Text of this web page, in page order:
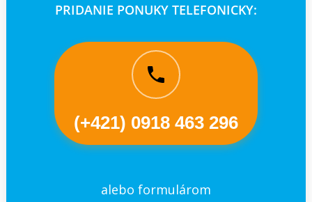
PRIDANIE PONUKY TELEFONICKY:
(+421) 0918 463 296
alebo formulárom